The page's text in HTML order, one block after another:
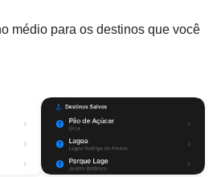
médio para os destinos que você